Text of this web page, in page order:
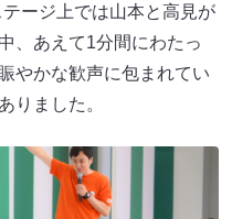
ージ上では山本と高見が
、あえて1分間にわたっ
やかな歓声に包まれてい
りました。